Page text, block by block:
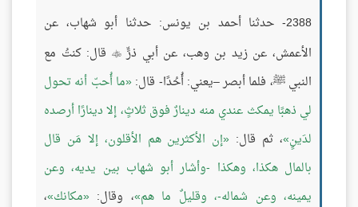
2388- حدثنا أحمد بن يونس: حدثنا أبو شهاب، عن
الأعمش، عن زيد بن وهب، عن أبي ذرٍّ قال: كنتُ مع
النبي ﷺ، فلما أبصر –يعني: أُحُدًا- قال: ما أُحبّ أنه تحول
لي ذهبًا يمكث عندي منه دينارٌ فوق ثلاثٍ، إلا دينارًا أرصده
لدَينٍ ، ثم قال:
إن الأكثرين هم الأقلون، إلا مَن قال
بالمال هكذا، وهكذا -وأشار أبو شهاب بين يديه، وعن
يمينه، وعن شماله-، وقليلٌ ما هم ، وقال: مكانك ،